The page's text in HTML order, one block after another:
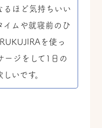
るほど気持ちいい
イムや就寝前のひ
を使っ
ージをして1日の
いです。